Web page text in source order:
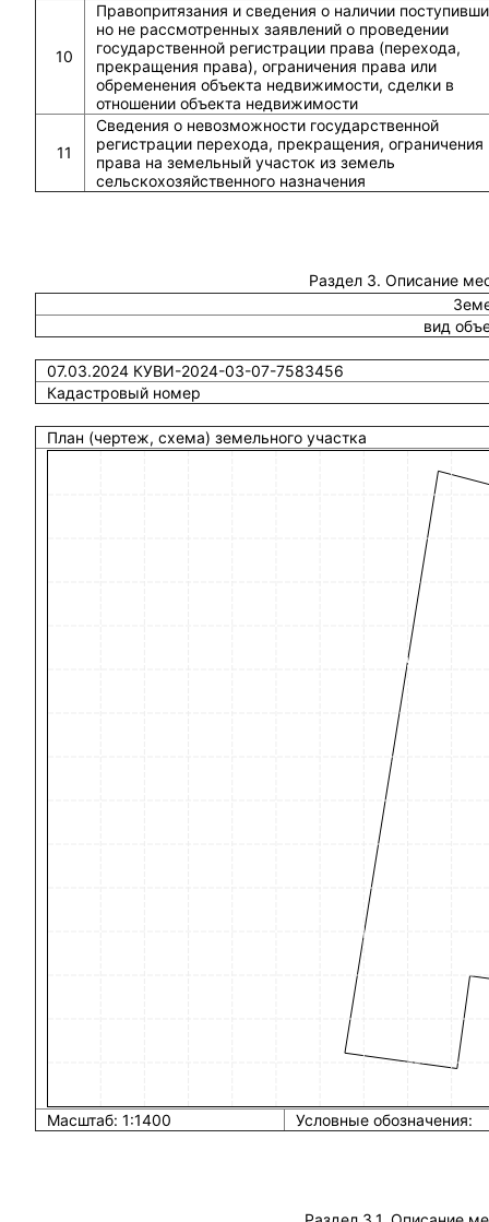
10
Правопритязания и сведения о наличии
но не рассмотренных заявлений о проведении
государственной регистрации права (перехода,
прекращения права), ограничения права или
обременения объекта недвижимости, сделки в
отношении объекта недвижимости
11
Сведения о невозможности государственной
регистрации перехода, прекращения, ограничения
права на земельный участок из земель
сельскохозяйственного назначения
Раздел 3. Описание
вид
07.03.2024 КУВИ-2024-03-07-7583456
Кадастровый номер
План (чертеж, схема) земельного участка
Масштаб: 1:1400 Условные обозначения: